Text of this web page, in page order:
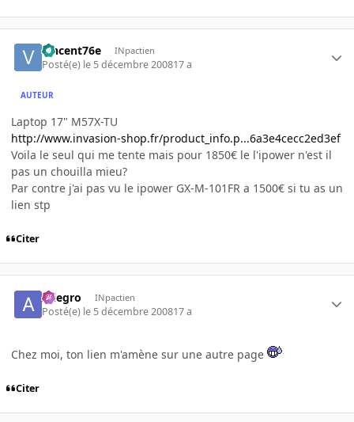
vincent76e INpactien
Posté(e) le 5 décembre 200817 a
AUTEUR
Laptop 17" M57X-TU
http://www.invasion-shop.fr/product_info.p...6a3e4cecc2ed3ef
Voila le seul qui me tente mais pour 1850€ le l'ipower n'est il
pas un chouilla mieu?
Par contre j'ai pas vu le ipower GX-M-101FR a 1500€ si tu as un
lien stp
Citer
Allegro INpactien
Posté(e) le 5 décembre 200817 a
Chez moi, ton lien m'amène sur une autre page
Citer